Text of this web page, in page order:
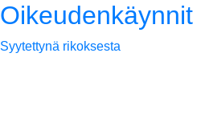
Oikeudenkäynnit
Syytettynä rikoksesta